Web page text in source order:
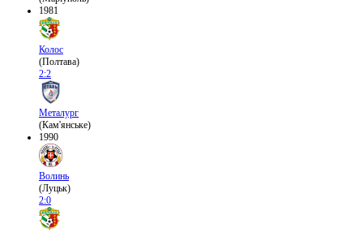
1981
Колос
(Полтава)
2:2
Металург
(Кам'янське)
1990
Волинь
(Луцьк)
2:0